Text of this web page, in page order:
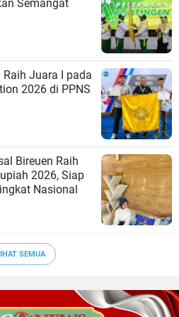
Semangat
Juara I pada
2026 di PPNS
Bireuen Raih
2026, Siap
Nasional
SEMUA